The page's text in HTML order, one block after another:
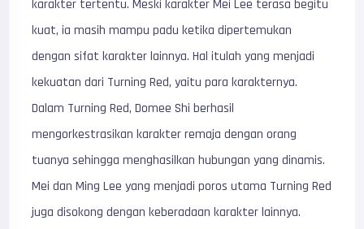
karakter tertentu. Meski karakter Mei Lee terasa begitu
kuat, ia masih mampu padu ketika dipertemukan
dengan sifat karakter lainnya. Hal itulah yang menjadi
kekuatan dari Turning Red, yaitu para karakternya.
Dalam Turning Red, Domee Shi berhasil
mengorkestrasikan karakter remaja dengan orang
tuanya sehingga menghasilkan hubungan yang dinamis.
Mei dan Ming Lee yang menjadi poros utama Turning Red
juga disokong dengan keberadaan karakter lainnya.